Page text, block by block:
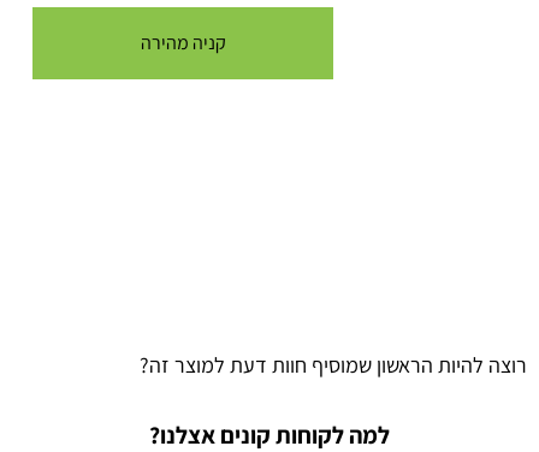
קניה מהירה
רוצה להיות הראשון שמוסיף חוות דעת למוצר זה?
למה לקוחות קונים אצלנו?